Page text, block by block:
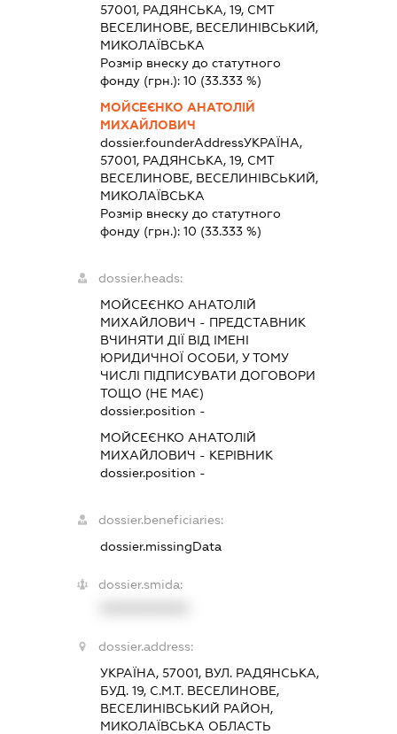
57001, РАДЯНСЬКА, 19, СМТ
ВЕСЕЛИНОВЕ, ВЕСЕЛИНІВСЬКИЙ,
МИКОЛАЇВСЬКА
Розмір внеску до статутного
фонду (грн.):10 (33.333 %)
МОЙСЕЄНКО АНАТОЛІЙ
МИХАЙЛОВИЧ
dossier.founderAddressУКРАЇНА,
57001, РАДЯНСЬКА, 19, СМТ
ВЕСЕЛИНОВЕ, ВЕСЕЛИНІВСЬКИЙ,
МИКОЛАЇВСЬКА
Розмір внеску до статутного
фонду (грн.):10 (33.333 %)
dossier.heads:
МОЙСЕЄНКО АНАТОЛІЙ
МИХАЙЛОВИЧ - ПРЕДСТАВНИК
ВЧИНЯТИ ДІЇ ВІД ІМЕНІ
ЮРИДИЧНОЇ ОСОБИ, У ТОМУ
ЧИСЛІ ПІДПИСУВАТИ ДОГОВОРИ
ТОЩО (НЕ МАЄ)
dossier.position -
МОЙСЕЄНКО АНАТОЛІЙ
МИХАЙЛОВИЧ - КЕРІВНИК
dossier.position -
dossier.beneficiaries:
dossier.missingData
dossier.smida:
dossier.address:
УКРАЇНА, 57001, ВУЛ. РАДЯНСЬКА,
БУД. 19, С.М.Т. ВЕСЕЛИНОВЕ,
ВЕСЕЛИНІВСЬКИЙ РАЙОН,
МИКОЛАЇВСЬКА ОБЛАСТЬ